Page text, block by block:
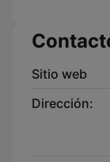
Sitio web
Dirección: